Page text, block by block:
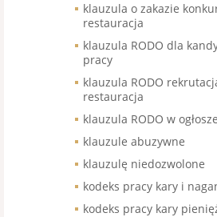
klauzula o zakazie
restauracja
klauzula RODO dla
pracy
klauzula RODO
restauracja
klauzula RODO w
klauzule abuzywne
klauzulę niedozwolone
kodeks pracy kary i
kodeks pracy kary